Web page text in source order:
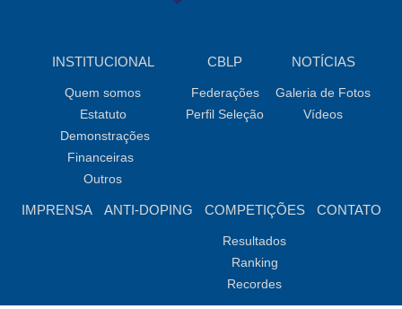
INSTITUCIONAL
Quem somos
Estatuto
Demonstrações
Financeiras
Outros
CBLP
Federações
Perfil Seleção
NOTÍCIAS
Galeria de Fotos
Vídeos
IMPRENSA ANTI-DOPING COMPETIÇÕES
Resultados
Ranking
Recordes
CONTATO